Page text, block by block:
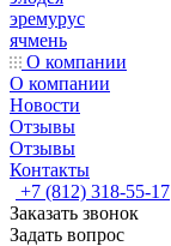
эремурус
ячмень
О компании
О компании
Новости
Отзывы
Отзывы
Контакты
+7 (812) 318-55-17
Заказать звонок
Задать вопрос